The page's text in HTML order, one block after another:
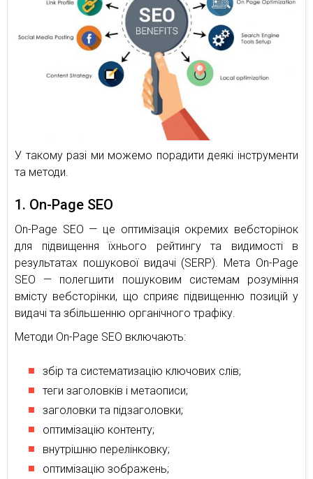
У такому разі ми можемо порадити деякі інструменти
та методи.
1. On-Page SEO
On-Page SEO — це оптимізація окремих вебсторінок
для підвищення їхнього рейтингу та видимості в
результатах пошукової видачі (SERP). Мета On-Page
SEO — полегшити пошуковим системам розуміння
вмісту вебсторінки, що сприяє підвищенню позицій у
видачі та збільшенню органічного трафіку.
Методи On-Page SEO включають:
збір та систематизацію ключових слів;
теги заголовків і метаописи;
заголовки та підзаголовки;
оптимізацію контенту;
внутрішню перелінковку;
оптимізацію зображень;